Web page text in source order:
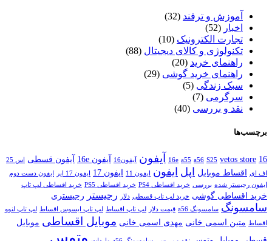
آموزش و ترفند (32)
اخبار (52)
تجارت الکترونیک (10)
تکنولوژی و کالای دیجیتال (88)
راهنمای خرید (20)
راهنمای خرید گوشی (29)
سبک زندگی (5)
سرگرمی (7)
نقد و بررسی (40)
برچسب‌ها
16
16e a55 a56 S25 vetos store آیفون آیفون16 آیفون 16e آیفون قسطی
اس 25
اف ای اقساط موبایل اپل ایفون ایفون 11 ایفون 17 ایفون 17 ایر
ایفون دست دوم
ایفون رجیستر شده بررسی خرید اقساطی PS4 خرید اقساطی PS5 خرید اقساطی لپ تاپ
خرید اقساطی گوشی خرید لپ تاپ قسطی دلار رجیستر رجیستری
سامسونگ سامسونگ a56 قیمت دلار لپ تاپ اقساط لپ تاپ ایسوس اقساط لپ تاپ لنوو
اقساط متین اسمی خانی مهدی اسمی خانی موبایل اقساطی موبایل
وتوس